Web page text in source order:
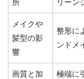
所 リーン
メイクや
髪型の影
響
整形に
ンドメ
画質と加
極端に